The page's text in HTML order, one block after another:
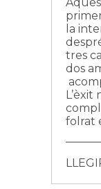
la
tres
dos
L’èxit
folrat